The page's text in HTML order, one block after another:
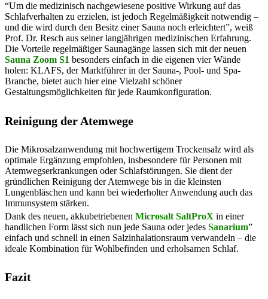
“Um die medizinisch nachgewiesene positive Wirkung auf das
Schlafverhalten zu erzielen, ist jedoch Regelmäßigkeit notwendig –
und die wird durch den Besitz einer Sauna noch erleichtert”, weiß
Prof. Dr. Resch aus seiner langjährigen medizinischen Erfahrung.
Die Vorteile regelmäßiger Saunagänge lassen sich mit der neuen
Sauna Zoom S1 besonders einfach in die eigenen vier Wände
holen: KLAFS, der Marktführer in der Sauna-, Pool- und Spa-
Branche, bietet auch hier eine Vielzahl schöner
Gestaltungsmöglichkeiten für jede Raumkonfiguration.
Reinigung der Atemwege
Die Mikrosalzanwendung mit hochwertigem Trockensalz wird als
optimale Ergänzung empfohlen, insbesondere für Personen mit
Atemwegserkrankungen oder Schlafstörungen. Sie dient der
gründlichen Reinigung der Atemwege bis in die kleinsten
Lungenbläschen und kann bei wiederholter Anwendung auch das
Immunsystem stärken.
Dank des neuen, akkubetriebenen Microsalt SaltProX in einer
handlichen Form lässt sich nun jede Sauna oder jedes Sanarium”
einfach und schnell in einen Salzinhalationsraum verwandeln – die
ideale Kombination für Wohlbefinden und erholsamen Schlaf.
Fazit